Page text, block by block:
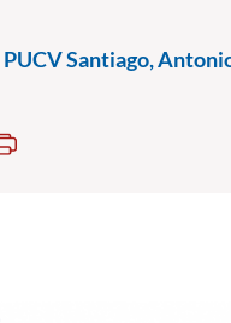
PUCV Santiago,